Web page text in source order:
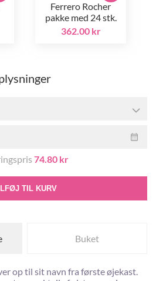
Ferrero Rocher
pakke med 24 stk.
362.00 kr
74.80 kr
TIL KURV
Buket
op til sit navn fra første øjekast.